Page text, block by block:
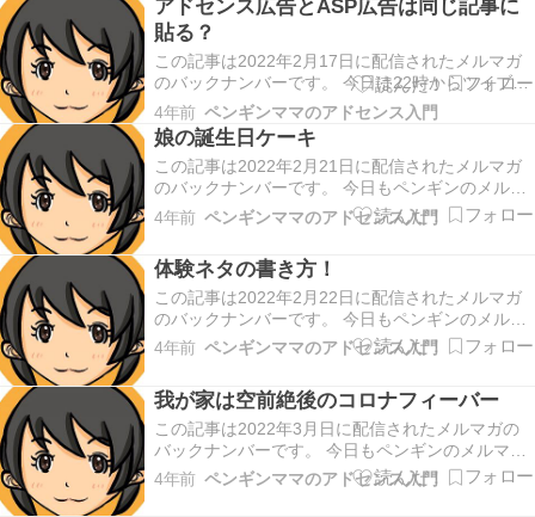
アドセンス広告とASP広告は同じ記事に
貼る？
この記事は2022年2月17日に配信されたメルマガ
のバックナンバーです。 今日は22時からツイブラ
のセミナーが開催されます。 その中で重大発表が
あるということで、今からワクワクしています。
前回のセミナーでも今日の伏線の話があったので
すが、今日は伏線回収ということで、どんな内
容…
4年前 ペンギンママのアドセンス入門
娘の誕生日ケーキ
この記事は2022年2月21日に配信されたメルマガ
のバックナンバーです。 今日もペンギンのメルマ
ガを読んで頂きどうもありがとうございます。 私
には4人の子供がいて、明日4番目の娘の4歳の誕生
湿疹、かゆみ、咳が出て 卵は固ゆでの…
4年前 ペンギンママのアドセンス入門
体験ネタの書き方！
この記事は2022年2月22日に配信されたメルマガ
のバックナンバーです。 今日もペンギンのメルマ
ガを読んで頂きどうもありがとうございます。 今
日は末っ子の4歳の誕生日。 誕生日ケーキは19日
べたいと思います。 ペンギンのメルマガ、…
4年前 ペンギンママのアドセンス入門
我が家は空前絶後のコロナフィーバー
この記事は2022年3月日に配信されたメルマガの
バックナンバーです。 今日もペンギンのメルマガ
を読んで頂きどうもありがとうございます。 3月
11日ぶりのメルマガになってしまいました。 我が
4年前 ペンギンママのアドセンス入門